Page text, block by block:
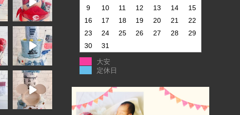
9
10 11 12 13 14
15
16
17 18 19 20 21
22
23
24 25 26 27 28
29
30
31
大安
定休日